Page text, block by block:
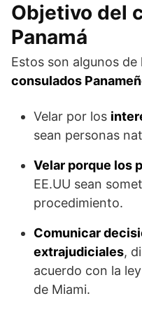
Objetivo del
Panamá
Estos son algunos de
consulados
Velar por los
sean personas
Velar porque los
EE.UU sean
procedimiento.
Comunicar
extrajudiciales,
acuerdo con la
de Miami.